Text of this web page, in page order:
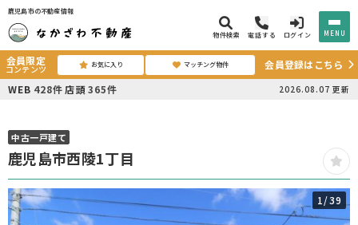
鹿児島市の不動産情報
物件検索 電話する ログイン MENU
会員限定
コンテンツ お気に入り マッチング物件
会員登録はこちら
WEB 428件 店頭365件 2026.08.07 更新
中古一戸建て
鹿児島市西陵1丁目
1/39